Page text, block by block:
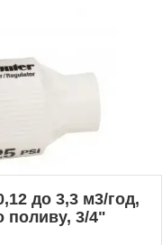
до 3,3 м3/год,
поливу, 3/4"